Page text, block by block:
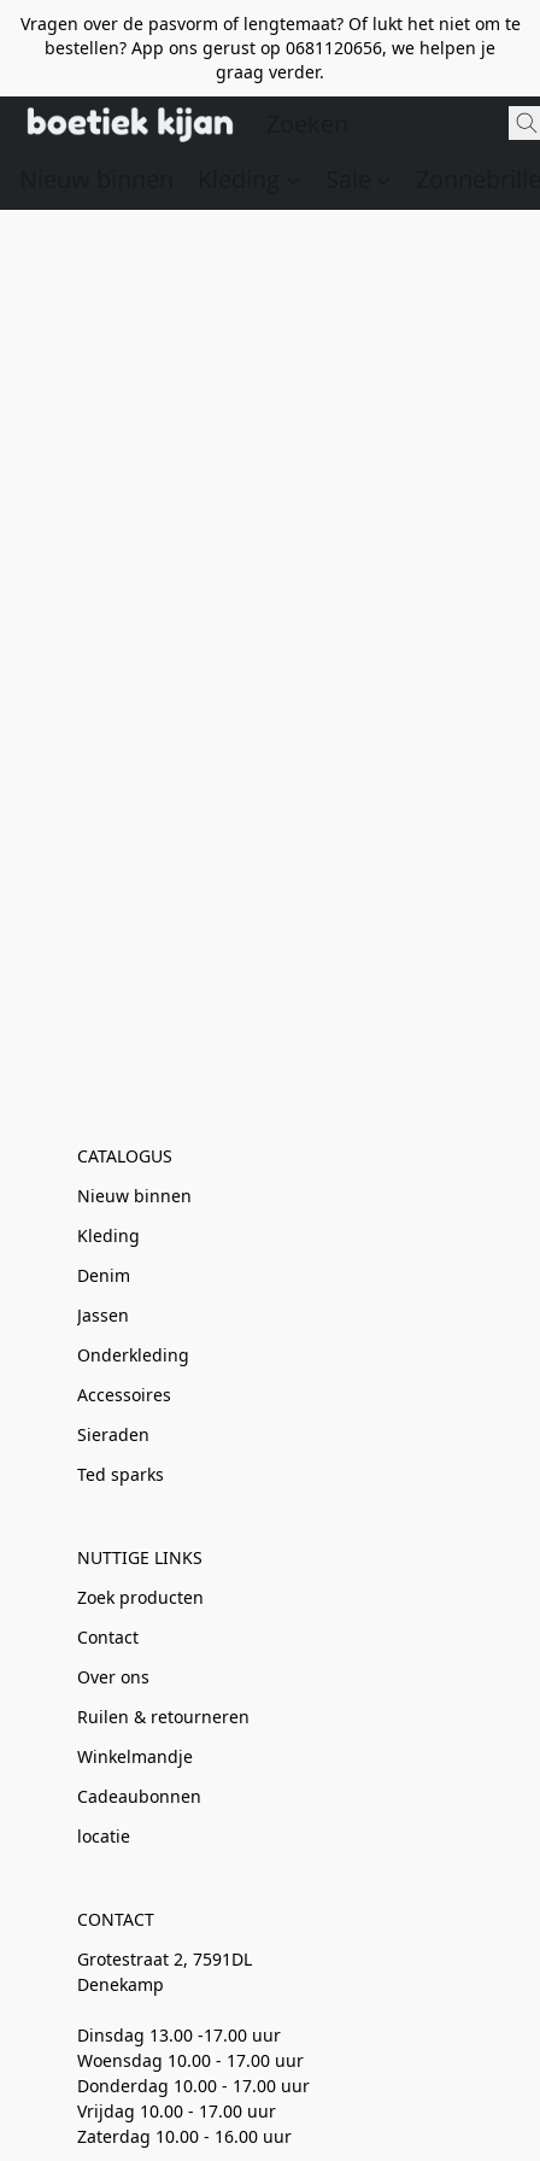
Vragen over de pasvorm of lengtemaat? Of lukt het niet om te
bestellen? App ons gerust op 0681120656, we helpen je
graag verder.
CATALOGUS
Nieuw binnen
Kleding
Denim
Jassen
Onderkleding
Accessoires
Sieraden
Ted sparks
NUTTIGE LINKS
Zoek producten
Contact
Over ons
Ruilen & retourneren
Winkelmandje
Cadeaubonnen
locatie
CONTACT
Grotestraat 2, 7591DL
Denekamp
Dinsdag 13.00 -17.00 uur
Woensdag 10.00 - 17.00 uur
Donderdag 10.00 - 17.00 uur
Vrijdag 10.00 - 17.00 uur
Zaterdag 10.00 - 16.00 uur